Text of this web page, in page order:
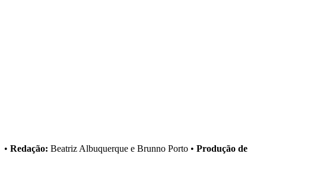
• Redação: Beatriz Albuquerque e Brunno Porto • Produção de